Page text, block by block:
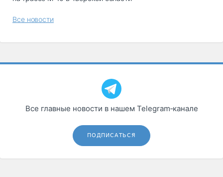
Все новости
Все главные новости в нашем Telegram‑канале
ПОДПИСАТЬСЯ